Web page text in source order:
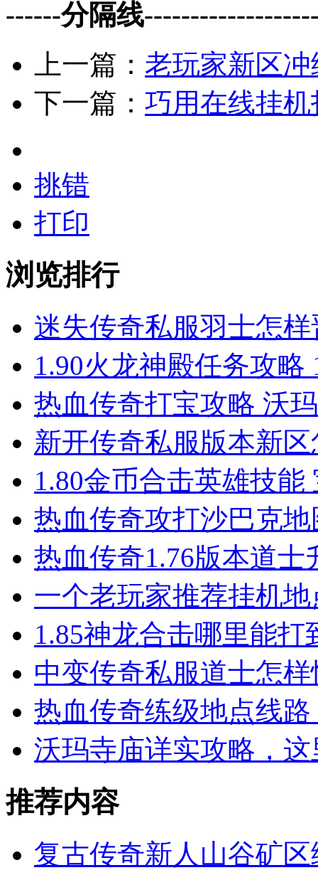
------分隔线
上一篇： 老玩家新区
下一篇： 巧用在线挂
挑错
打印
浏览排行
迷失传奇私服羽士怎
1.90火龙神殿任务攻略
热血传奇打宝攻略 沃
新开传奇私服版本新
1.80金币合击英雄技能
热血传奇攻打沙巴克
热血传奇1.76版本道士
一个老玩家推荐挂机地
1.85神龙合击哪里能
中变传奇私服道士怎
热血传奇练级地点线
沃玛寺庙详实攻略，
推荐内容
复古传奇新人山谷矿